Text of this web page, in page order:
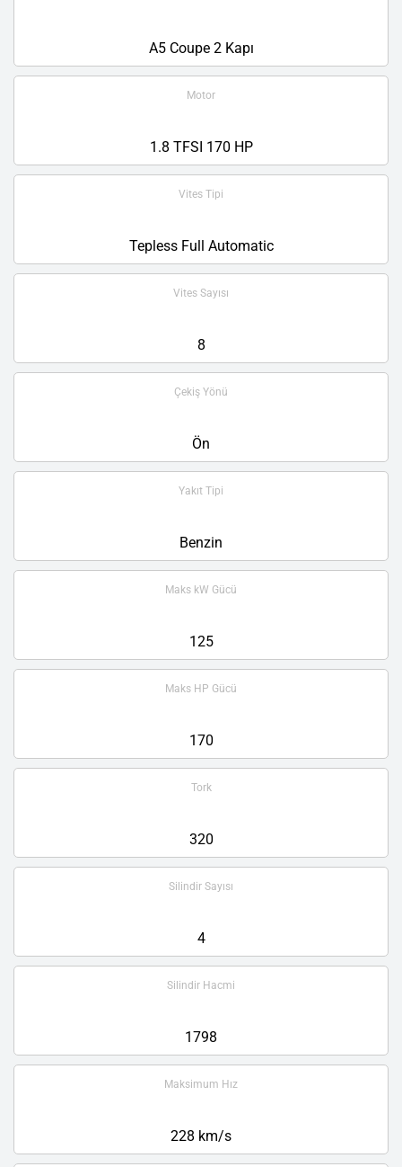
A5 Coupe 2 Kapı
Motor
1.8 TFSI 170 HP
Vites Tipi
Tepless Full Automatic
Vites Sayısı
8
Çekiş Yönü
Ön
Yakıt Tipi
Benzin
Maks kW Gücü
125
Maks HP Gücü
170
Tork
320
Silindir Sayısı
4
Silindir Hacmi
1798
Maksimum Hız
228 km/s